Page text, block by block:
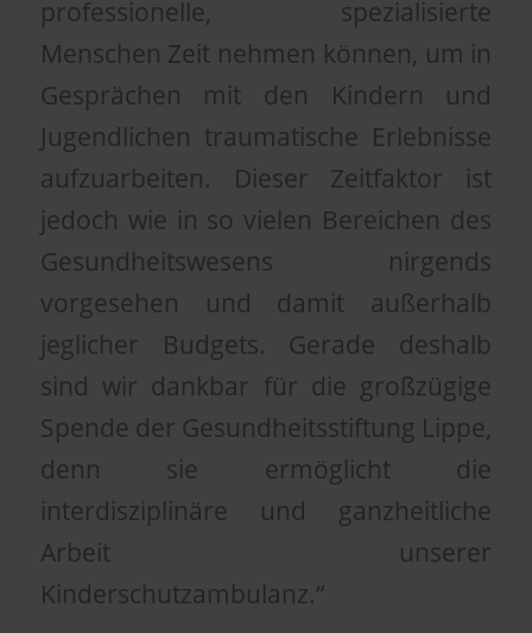
professionelle, spezialisierte
Menschen Zeit nehmen können, um in
Gesprächen mit den Kindern und
Jugendlichen traumatische Erlebnisse
aufzuarbeiten. Dieser Zeitfaktor ist
jedoch wie in so vielen Bereichen des
Gesundheitswesens nirgends
vorgesehen und damit außerhalb
jeglicher Budgets. Gerade deshalb
sind wir dankbar für die großzügige
Spende der Gesundheitsstiftung Lippe,
denn sie ermöglicht die
interdisziplinäre und ganzheitliche
Arbeit unserer
Kinderschutzambulanz.“